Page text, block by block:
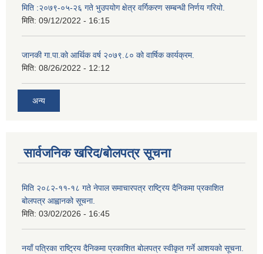
मिति :२०७९-०५-२६ गते भुउपयोग क्षेत्र वर्गिकरण सम्बन्धी निर्णय गरियो.
मिति: 09/12/2022 - 16:15
जानकी गा.पा.को आर्थिक वर्ष २०७९.८० को वार्षिक कार्यक्रम.
मिति: 08/26/2022 - 12:12
अन्य
सार्वजनिक खरिद/बोलपत्र सूचना
मिति २०८२-११-१८ गते नेपाल समाचारपत्र राष्ट्रिय दैनिकमा प्रकाशित
बोलपत्र आह्वानको सूचना.
मिति: 03/02/2026 - 16:45
नयाँ पत्रिका राष्ट्रिय दैनिकमा प्रकाशित बोलपत्र स्वीकृत गर्ने आशयको सूचना.